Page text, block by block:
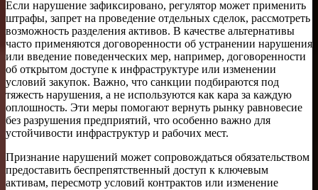
Если нарушение зафиксировано, регулятор может применить
штрафы, запрет на проведение отдельных сделок, рассмотреть
возможность разделения активов. В качестве альтернативы
часто применяются договоренности об устранении нарушения
или введение поведенческих мер, например, договоренности
об открытом доступе к инфраструктуре или изменении
условий закупок. Важно, что санкции подбираются под
тяжесть нарушения, а не используются как кара за каждую
оплошность. Эти меры помогают вернуть рынку равновесие
без разрушения предприятий, что особенно важно для
устойчивости инфраструктур и рабочих мест.
Признание нарушений может сопровождаться обязательством
предоставить беспрепятственный доступ к ключевым
активам, пересмотр условий контрактов или изменение